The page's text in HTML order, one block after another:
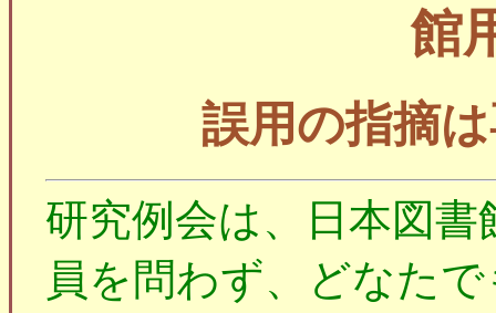
館
誤用の指摘
研究例会は、日本図
員を問わず、どなた